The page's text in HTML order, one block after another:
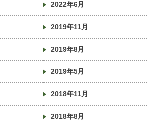
2022年6月
2019年11月
2019年8月
2019年5月
2018年11月
2018年8月